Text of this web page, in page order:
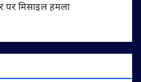
मिसाइल हमला